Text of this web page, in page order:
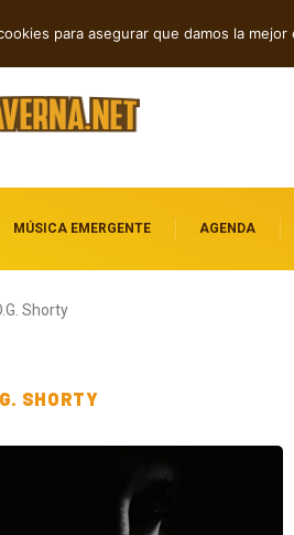
MÚSICA EMERGENTE AGENDA
Shorty
SHORTY
para asegurar que damos la